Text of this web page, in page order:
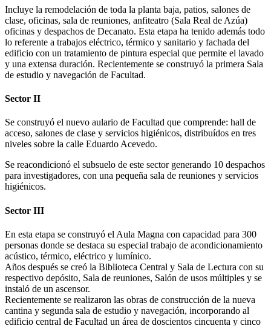
Incluye la remodelación de toda la planta baja, patios, salones de
clase, oficinas, sala de reuniones, anfiteatro (Sala Real de Azúa)
oficinas y despachos de Decanato. Esta etapa ha tenido además todo
lo referente a trabajos eléctrico, térmico y sanitario y fachada del
edificio con un tratamiento de pintura especial que permite el lavado
y una extensa duración. Recientemente se construyó la primera Sala
de estudio y navegación de Facultad.
Sector II
Se construyó el nuevo aulario de Facultad que comprende: hall de
acceso, salones de clase y servicios higiénicos, distribuídos en tres
niveles sobre la calle Eduardo Acevedo.
Se reacondicionó el subsuelo de este sector generando 10 despachos
para investigadores, con una pequeña sala de reuniones y servicios
higiénicos.
Sector III
En esta etapa se construyó el Aula Magna con capacidad para 300
personas donde se destaca su especial trabajo de acondicionamiento
acústico, térmico, eléctrico y lumínico.
Años después se creó la Biblioteca Central y Sala de Lectura con su
respectivo depósito, Sala de reuniones, Salón de usos múltiples y se
instaló de un ascensor.
Recientemente se realizaron las obras de construcción de la nueva
cantina y segunda sala de estudio y navegación, incorporando al
edificio central de Facultad un área de doscientos cincuenta y cinco